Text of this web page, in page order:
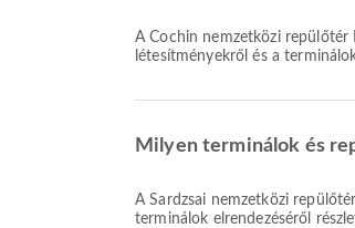
A Cochin nemzetközi repülőtér Klinika és gyógyszertárak, Duty Free Shop, Várakozótér mellett számos egyéb szolgáltatást is kínál, hogy javítsa utazási élményét. A
létesítményekről és a
Milyen terminálok és
A Sardzsai nemzetközi repülőtér Étkezés, Shuttle Bus, Klinika és gyógyszertárak-t és számos egyéb szolgáltatást kínál, hogy kényelmesebbé tegye utazását. A létesítményekről és
terminálok elrendezéséről